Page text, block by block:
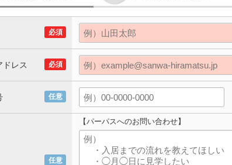
必須
必須
ドレス
任意
任意
【パーパスへのお問い合わせ】